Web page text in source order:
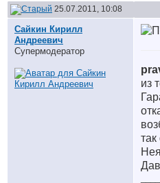
25.07.2011, 10:08
Сайкин Кирилл
Андреевич
Супермодератор
из